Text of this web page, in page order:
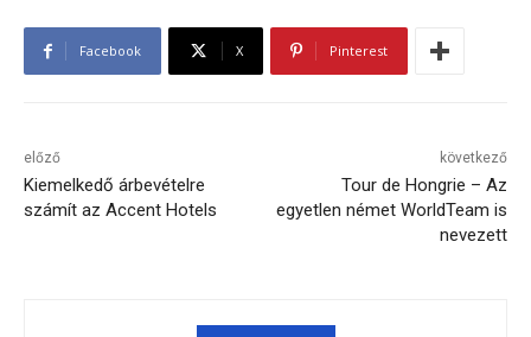
Facebook X Pinterest
előző
Kiemelkedő árbevételre
számít az Accent Hotels
következő
Tour de Hongrie – Az
egyetlen német WorldTeam is
nevezett